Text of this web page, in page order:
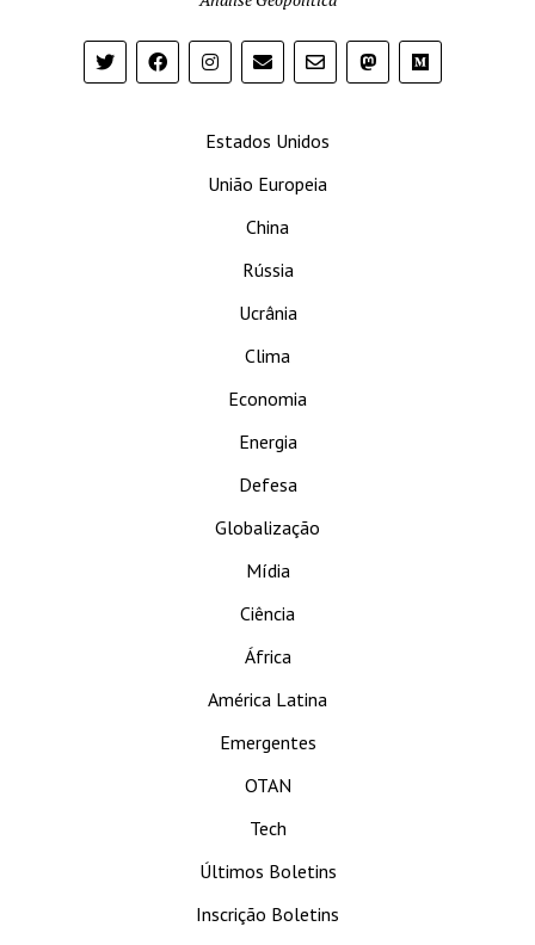
Estados Unidos
União Europeia
China
Rússia
Ucrânia
Clima
Economia
Energia
Defesa
Globalização
Mídia
Ciência
África
América Latina
Emergentes
OTAN
Tech
Últimos Boletins
Inscrição Boletins